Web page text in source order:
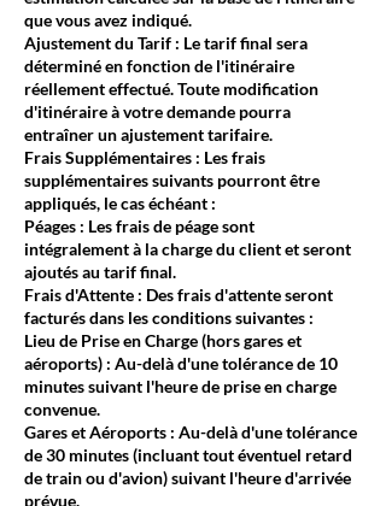
que vous avez indiqué.
Ajustement du Tarif : Le tarif final sera
déterminé en fonction de l'itinéraire
réellement effectué. Toute modification
d'itinéraire à votre demande pourra
entraîner un ajustement tarifaire.
Frais Supplémentaires : Les frais
supplémentaires suivants pourront être
appliqués, le cas échéant :
Péages : Les frais de péage sont
intégralement à la charge du client et seront
ajoutés au tarif final.
Frais d'Attente : Des frais d'attente seront
facturés dans les conditions suivantes :
Lieu de Prise en Charge (hors gares et
aéroports) : Au-delà d'une tolérance de 10
minutes suivant l'heure de prise en charge
convenue.
Gares et Aéroports : Au-delà d'une tolérance
de 30 minutes (incluant tout éventuel retard
de train ou d'avion) suivant l'heure d'arrivée
prévue.